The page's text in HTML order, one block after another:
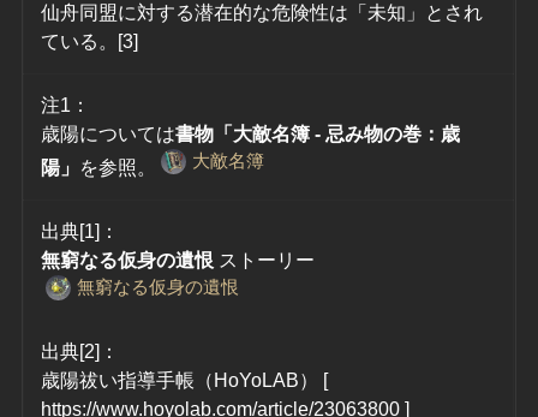
仙舟同盟に対する潜在的な危険性は「未知」とされ
ている。[3]
注1：
歳陽については書物「大敵名簿 - 忌み物の巻：歳
陽」 を参照。 大敵名簿
出典[1]：
無窮なる仮身の遺恨 ストーリー
無窮なる仮身の遺恨
出典[2]：
歳陽祓い指導手帳（HoYoLAB） [
https://www.hoyolab.com/article/23063800 ]